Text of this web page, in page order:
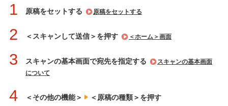
1 原稿をセットする 原稿をセットする
2 ＜スキャンして送信＞を押す ＜ホーム＞画面
3 スキャンの基本画面で宛先を指定する
スキャンの基本画面
について
4 ＜その他の機能＞ ＜原稿の種類＞を押す